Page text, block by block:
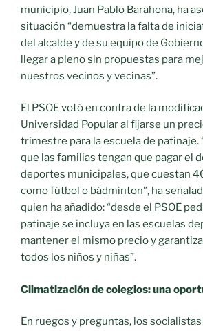
municipio, Juan Pablo Barahona, ha
situación “demuestra la falta de
del alcalde y de su equipo de
llegar a pleno sin propuestas para
nuestros vecinos y vecinas”.
El PSOE votó en contra de la
Universidad Popular al fijarse un
trimestre para la escuela de patinaje.
que las familias tengan que pagar el
deportes municipales, que cuestan
como fútbol o bádminton”, ha
quien ha añadido: “desde el PSOE
patinaje se incluya en las escuelas
mantener el mismo precio y
todos los niños y niñas”.
Climatización de colegios: una
En ruegos y preguntas, los